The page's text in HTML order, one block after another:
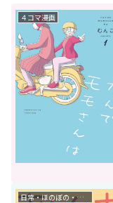
４コマ漫画
日常・ほのぼの・癒し